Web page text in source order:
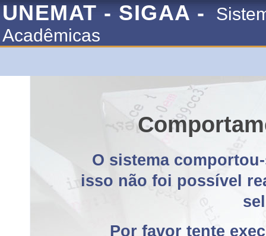
UNEMAT - SIGAA -
Acadêmicas
O sistema
isso não foi possível
Por favor tente